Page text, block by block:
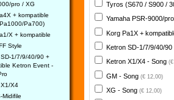
pro / XG
+ kompatible
Pa700)
X + kompatible
Style
1/7/9/40/90 +
Ketron Event -
X4
Midifile
Tyros (S670 / S900 /
Yamaha PSR-9000/
Korg Pa1X +
Ketron SD-1/7/9/40/
Ketron X1/X4 - Song
GM - Song (€ 12,00)
XG - Song (€ 12,00)